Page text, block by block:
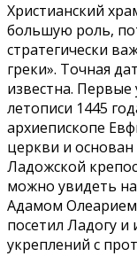
Христианский
большую роль,
стратегически
греки». Точная
известна.
летописи 1445
архиепископе
церкви и основан
Ладожской
можно увидеть
Адамом
посетил Ладогу и
укреплений с